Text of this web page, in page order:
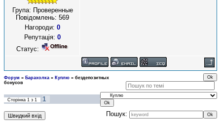
Група: Проверенные
Повідомлень: 569
Нагороди: 0
Репутація: 0
Статус:
Форум » Барахолка » Куплю » бездепозитных
бонусов
Сторінка 1 з 1
1
Пошук: